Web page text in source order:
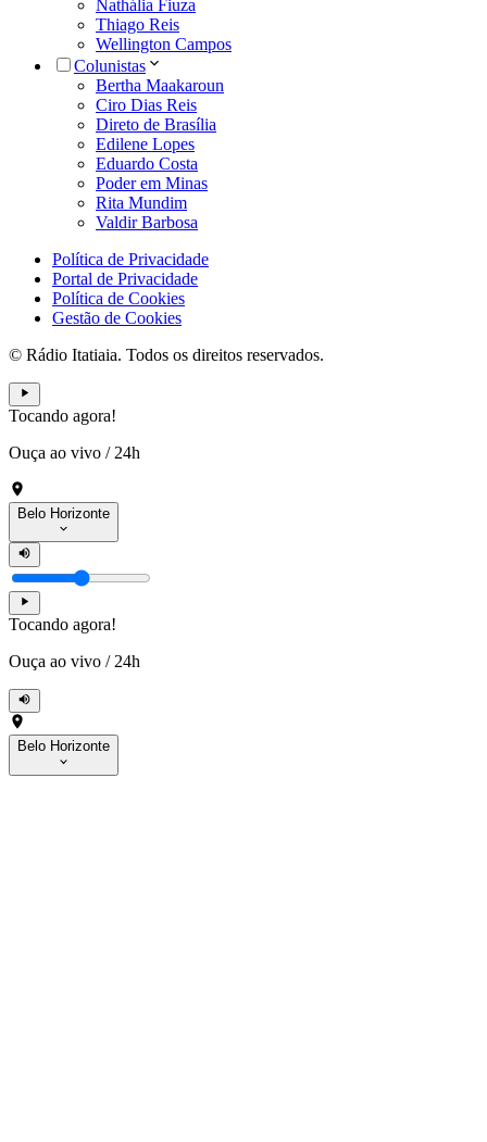
Nathália Fiuza
Thiago Reis
Wellington Campos
Colunistas
Bertha Maakaroun
Ciro Dias Reis
Direto de Brasília
Edilene Lopes
Eduardo Costa
Poder em Minas
Rita Mundim
Valdir Barbosa
Política de Privacidade
Portal de Privacidade
Política de Cookies
Gestão de Cookies
© Rádio Itatiaia. Todos os direitos reservados.
Tocando agora!
Ouça ao vivo / 24h
Belo Horizonte
Tocando agora!
Ouça ao vivo / 24h
Belo Horizonte